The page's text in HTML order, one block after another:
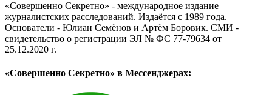
«Совершенно Секретно» - международное издание
журналистских расследований. Издаётся с 1989 года.
Основатели - Юлиан Семёнов и Артём Боровик. CМИ -
свидетельство о регистрации ЭЛ № ФС 77-79634 от
25.12.2020 г.
«Совершенно Секретно» в Мессенджерах: